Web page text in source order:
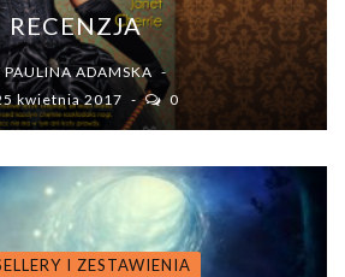
RECENZJA
PAULINA ADAMSKA
kwietnia 2017
0
I ZESTAWIENIA